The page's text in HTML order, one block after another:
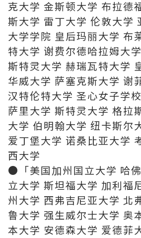
克大学 金斯顿大学 布拉德
斯大学 雷丁大学 伦敦大学
大学学院 皇后玛丽大学 布
特大学 谢费尔德哈拉姆大
斯特灵大学 赫瑞瓦特大学
华威大学 萨塞克斯大学 谢
汉特伦特大学 圣心女子学
萨里大学 斯特灵大学 格拉
大学 伯明翰大学 纽卡斯尔
爱丁堡大学 诺桑比亚大学
西大学
●「美国加州国立大学 哈
立大学 斯坦福大学 加利福
州大学 西弗吉尼亚大学 北
鲁大学 强生威尔士大学 奥
本大学 安德森大学 爱德菲